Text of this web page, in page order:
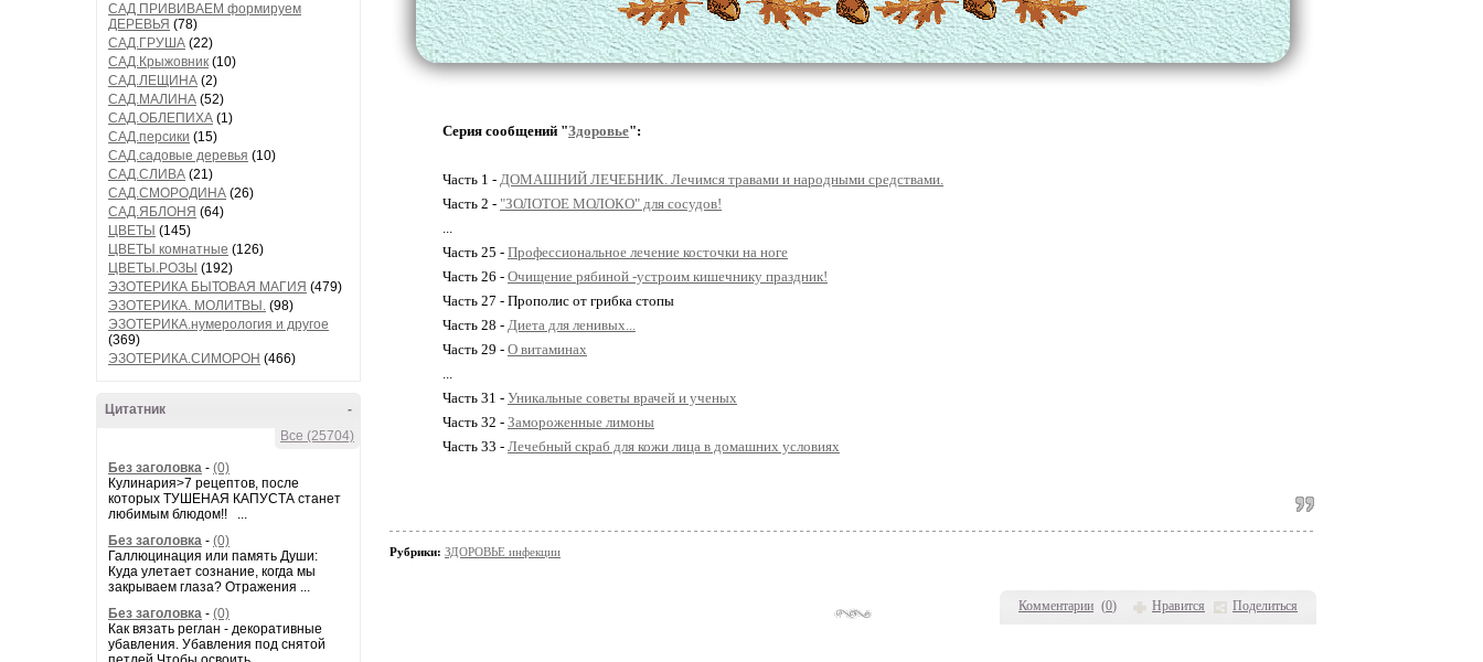
САД ПРИВИВАЕМ формируем
ДЕРЕВЬЯ (78)
САД.ГРУША (22)
САД.Крыжовник (10)
САД.ЛЕЩИНА (2)
САД.МАЛИНА (52)
САД.ОБЛЕПИХА (1)
САД.персики (15)
САД.садовые деревья (10)
САД.СЛИВА (21)
САД.СМОРОДИНА (26)
САД.ЯБЛОНЯ (64)
ЦВЕТЫ (145)
ЦВЕТЫ комнатные (126)
ЦВЕТЫ.РОЗЫ (192)
ЭЗОТЕРИКА БЫТОВАЯ МАГИЯ (479)
ЭЗОТЕРИКА. МОЛИТВЫ. (98)
ЭЗОТЕРИКА.нумерология и другое
(369)
ЭЗОТЕРИКА.СИМОРОН (466)
-
Цитатник
Все (25704)
Без заголовка - (0)
Кулинария>7 рецептов, после
которых ТУШЕНАЯ КАПУСТА станет
любимым блюдом!! ...
Без заголовка - (0)
Галлюцинация или память Души:
Куда улетает сознание, когда мы
закрываем глаза? Отражения ...
Без заголовка - (0)
Как вязать реглан - декоративные
убавления. Убавления под снятой
Комментарии (0) Нравится Поделиться
Серия сообщений "Здоровье":
Часть 1 - ДОМАШНИЙ ЛЕЧЕБНИК. Лечимся травами и народными средствами.
Часть 2 - "ЗОЛОТОЕ МОЛОКО" для сосудов!
...
Часть 25 - Профессиональное лечение косточки на ноге
Часть 26 - Очищение рябиной -устроим кишечнику праздник!
Часть 27 - Прополис от грибка стопы
Часть 28 - Диета для ленивых...
Часть 29 - О витаминах
...
Часть 31 - Уникальные советы врачей и ученых
Часть 32 - Замороженные лимоны
Часть 33 - Лечебный скраб для кожи лица в домашних условиях
Рубрики: ЗДОРОВЬЕ инфекции